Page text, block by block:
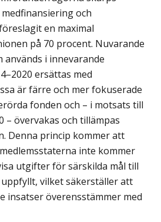
och
en maximal
på 70 procent. Nuvarande
i innevarande
ersättas med
är färre och mer fokuserade
fonden och – i motsats till
– övervakas och tillämpas
Denna princip kommer att
inte kommer
utgifter för särskilda mål till
vilket säkerställer att
insatser överensstämmer med